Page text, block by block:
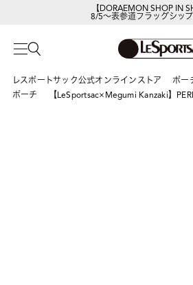
8/5～表参道フラッグシップ
レスポートサック公式オンラインストア
ポー
ポーチ
【LeSportsac×Megumi Kanzaki】